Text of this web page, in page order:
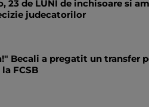
23 de LUNI de inchisoare si
judecatorilor
Becali a pregatit un transfer
FCSB